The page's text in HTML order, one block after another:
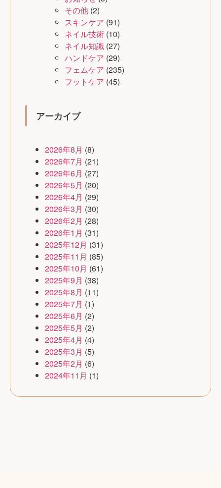
その他 (2)
スキンケア (91)
ネイル技術 (10)
ネイル知識 (27)
ハンドケア (29)
フェムケア (235)
フットケア (45)
アーカイブ
2026年8月 (8)
2026年7月 (21)
2026年6月 (27)
2026年5月 (20)
2026年4月 (29)
2026年3月 (30)
2026年2月 (28)
2026年1月 (31)
2025年12月 (31)
2025年11月 (85)
2025年10月 (61)
2025年9月 (38)
2025年8月 (11)
2025年7月 (1)
2025年6月 (2)
2025年5月 (2)
2025年4月 (4)
2025年3月 (5)
2025年2月 (6)
2024年11月 (1)